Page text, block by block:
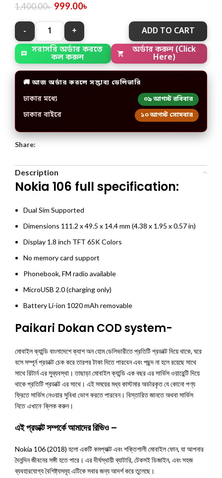
1,400.00৳ 999.00৳
ADD TO CART
সরাসরি অর্ডার করতে
কল করুন
অর্ডার করুন (Click
Here)
🚚 আজ অর্ডার করলে সম্ভাব্য ডেলিভারি
ঢাকার মধ্যে ০৯ আগস্ট রবিবার
ঢাকার বাইরে ১০ আগস্ট সোমবার
Share:
Description
Nokia 106 full specification:
Dual Sim Supported
Dimensions 111.2 x 49.5 x 14.4 mm (4.38 x 1.95 x 0.57 in)
Display 1.8 inch TFT 65K Colors
No memory card support
Phonebook, FM radio available
MicroUSB 2.0 (charging only)
Battery Li-ion 1020 mAh removable
Paikari Dokan COD system-
মোবাইল ক্যান্ডি বাংলাদেশে ক্যাশ অন হোম ডেলিভারীতে প্রতিটি প্রডাক্ট দিয়ে থাকে, ঘরে
বসে সম্পূর্ন প্রডাক্ট চেক করে তারপর টাকা দিতে পারবেন এবং পছন্দ না হলে রয়েছে সাথে
সাথে রিটার্ন এর সুব্যবস্থা। তাছাড়া মোবাইল ক্যান্ডি এক বছর এর সার্ভিস ওয়ারেন্টি দিয়ে
থাকে প্রতিটি প্রডাক্ট এর সাথে। এই সময়ের মধ্য কাস্টমার অর্ডারকৃত যে কোনো পণ্য
ফ্রিতে সার্ভিস নেওয়ার সুবিধা ভোগ করতে পারবেন। বিস্তারিত জানতে অথবা সার্ভিস
নিতেএখানে ক্লিক করুন।
এই প্রডাক্ট সম্পর্কে আমাদের রিভিও –
Nokia 106 (2018) হলো একটি কমপ্যাক্ট এবং শক্তিশালী মোবাইল ফোন, যা আপনার
দৈনন্দিন জীবনের সঙ্গী হতে পারে। এর দীর্ঘস্থায়ী ব্যাটারি, টেকসই ডিজাইন, এবং সহজ
ব্যবহারযোগ্য বৈশিষ্ট্যসমূহ এটিকে সবার জন্য আদর্শ করে তুলেছে।